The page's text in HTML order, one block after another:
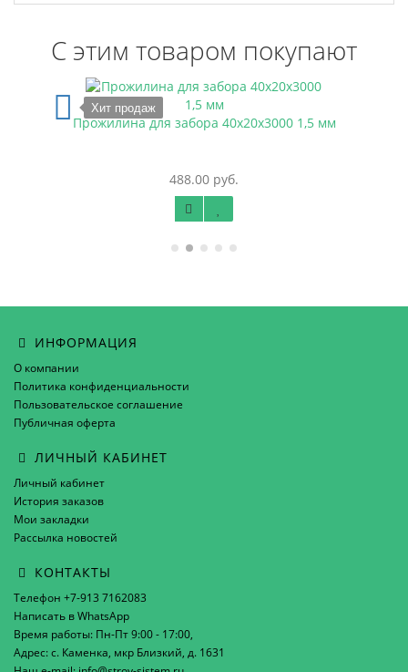
С этим товаром покупают
Хит продаж
Прожилина для забора 40х20х3000 1,5 мм
488.00 руб.
ИНФОРМАЦИЯ
О компании
Политика конфиденциальности
Пользовательское соглашение
Публичная оферта
ЛИЧНЫЙ КАБИНЕТ
Личный кабинет
История заказов
Мои закладки
Рассылка новостей
КОНТАКТЫ
Телефон +7-913 7162083
Написать в WhatsApp
Время работы: Пн-Пт 9:00 - 17:00,
Адрес: с. Каменка, мкр Близкий, д. 1631